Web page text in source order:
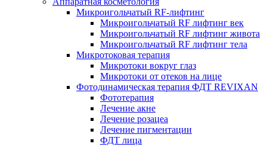
Микроигольчатый RF-лифтинг
Микроигольчатый RF лифтинг век
Микроигольчатый RF лифтинг живота
Микроигольчатый RF лифтинг тела
Микротоковая терапия
Микротоки вокруг глаз
Микротоки от отеков на лице
Фотодинамическая терапия ФДТ REVIXAN
Фототерапия
Лечение акне
Лечение розацеа
Лечение пигментации
ФДТ лица